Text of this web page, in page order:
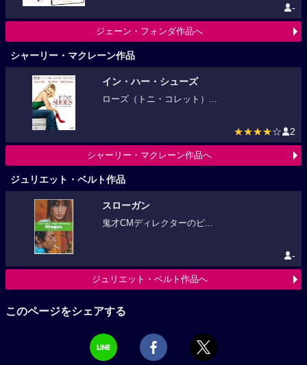
-
ジェーン・フォンダ作品へ
シャーリー・マクレーン作品
イン・ハー・シューズ
ローズ（トニ・コレット）...
★★★★☆ 2
シャーリー・マクレーン作品へ
ジュリエット・ベルト作品
スローガン
鬼才CMディレクターのピ...
-
ジュリエット・ベルト作品へ
このページをシェアする